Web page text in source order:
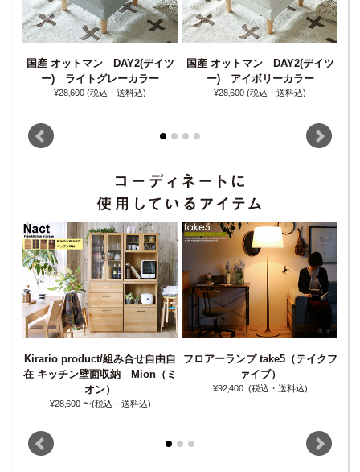
国産 オットマン DAY2(デイツ
ー) ライトグレーカラー
¥28‚600 (税込・送料込)
国産 オットマン DAY2(デイツ
ー) アイボリーカラー
¥28‚600 (税込・送料込)
Kirario product/組み合せ自由自
在 キッチン壁面収納 Mion（ミ
オン）
¥28‚600〜(税込・送料込)
フロアーランプ take5（テイクフ
ァイブ）
¥92‚400 (税込・送料込)